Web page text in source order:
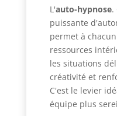
L'auto-hypnose.
puissante
permet à
ressources
les situations
créativité et
C'est le levier
équipe plus